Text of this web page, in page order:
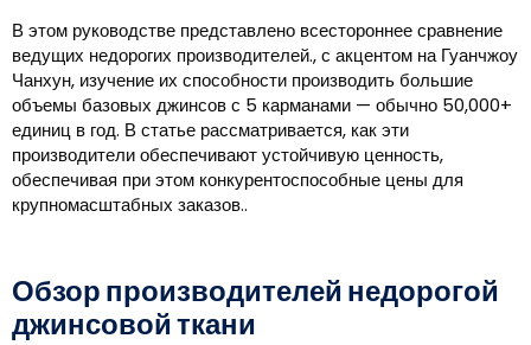
В этом руководстве представлено всестороннее сравнение
ведущих недорогих производителей., с акцентом на Гуанчжоу
Чанхун, изучение их способности производить большие
объемы базовых джинсов с 5 карманами — обычно 50,000+
единиц в год. В статье рассматривается, как эти
производители обеспечивают устойчивую ценность,
обеспечивая при этом конкурентоспособные цены для
крупномасштабных заказов..
Обзор производителей недорогой
джинсовой ткани